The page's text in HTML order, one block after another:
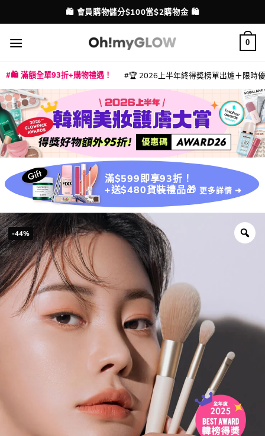
to
content
配送港澳
💳 支援消費券、FPS、八達通、PAYME、信用卡付款
0
🛍️ 滿額全單93折+購物禮遇！ 🏆 2026上半年終得奬榜單出爐＋限時
滿$599即享93折！
+送$480貨裝禮品🎁 更多詳情 ➜
-44%